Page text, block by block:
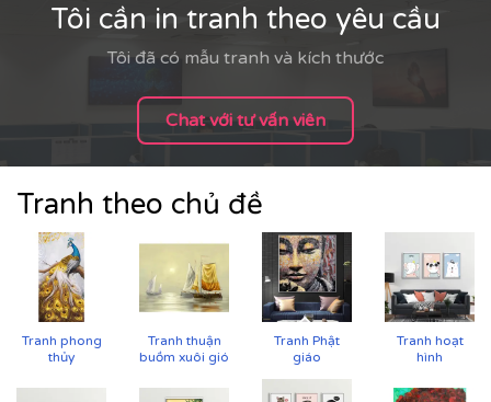
Tôi cần in tranh theo yêu cầu
Tôi đã có mẫu tranh và kích thước
Chat với tư vấn viên
Tranh theo chủ đề
Tranh phong
thủy
Tranh thuận
buồm xuôi gió
Tranh Phật
giáo
Tranh hoạt
hình